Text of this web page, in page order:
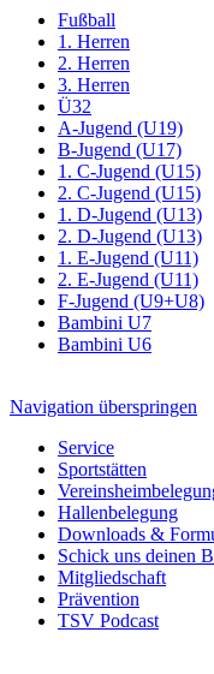
Fußball
1. Herren
2. Herren
3. Herren
Ü32
A-Jugend (U19)
B-Jugend (U17)
1. C-Jugend (U15)
2. C-Jugend (U15)
1. D-Jugend (U13)
2. D-Jugend (U13)
1. E-Jugend (U11)
2. E-Jugend (U11)
F-Jugend (U9+U8)
Bambini U7
Bambini U6
Navigation überspringen
Service
Sportstätten
Hallenbelegung
Downloads &
Schick uns deinen
Mitgliedschaft
Prävention
TSV Podcast